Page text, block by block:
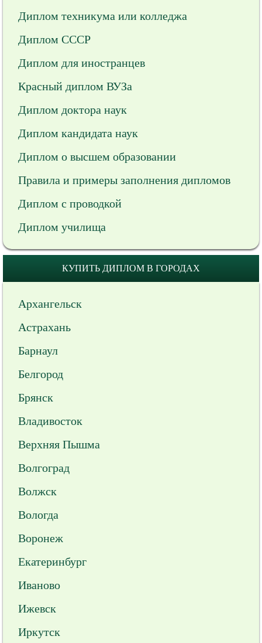
Диплом техникума или колледжа
Диплом СССР
Диплом для иностранцев
Красный диплом ВУЗа
Диплом доктора наук
Диплом кандидата наук
Диплом о высшем образовании
Правила и примеры заполнения дипломов
Диплом с проводкой
Диплом училища
КУПИТЬ ДИПЛОМ В ГОРОДАХ
Архангельск
Астрахань
Барнаул
Белгород
Брянск
Владивосток
Верхняя Пышма
Волгоград
Волжск
Вологда
Воронеж
Екатеринбург
Иваново
Ижевск
Иркутск